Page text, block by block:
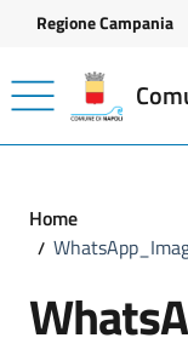
Vai ai contenuti
Vai al footer
Regione Campania
Home